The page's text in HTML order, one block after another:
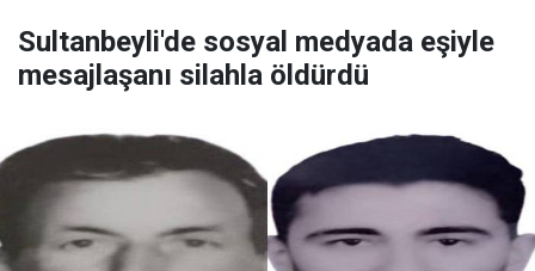
Sultanbeyli'de sosyal medyada eşiyle
mesajlaşanı silahla öldürdü